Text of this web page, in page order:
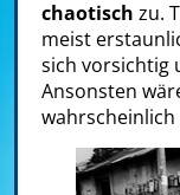
chaotisch zu.
meist
sich vorsichtig
Ansonsten